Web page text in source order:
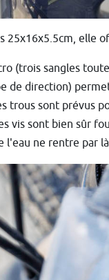
25x16x5.5cm, elle
(trois sangles
de direction)
trous sont prévus
vis sont bien sûr
l'eau ne rentre par